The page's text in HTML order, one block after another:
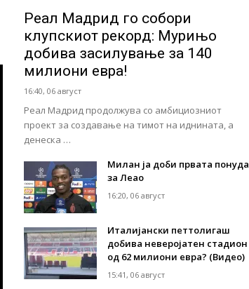
Реал Мадрид го собори
клупскиот рекорд: Мурињо
добива засилување за 140
милиони евра!
16:40, 06 август
Реал Мадрид продолжува со амбициозниот
проект за создавање на тимот на иднината, а
денеска …
Милан ја доби првата понуда
за Леао
16:20, 06 август
Италијански петтолигаш
добива неверојатен стадион
од 62 милиони евра? (Видео)
15:41, 06 август